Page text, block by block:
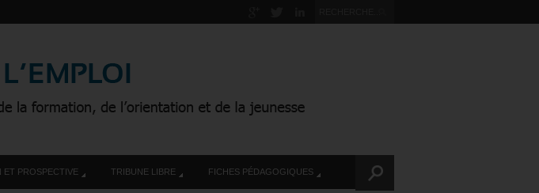
ET PROSPECTIVE TRIBUNE LIBRE FICHES PÉDAGOGIQUES